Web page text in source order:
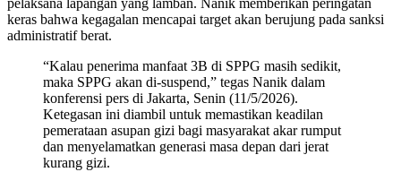
pelaksana lapangan yang lamban. Nanik memberikan peringatan
keras bahwa kegagalan mencapai target akan berujung pada sanksi
administratif berat.
“Kalau penerima manfaat 3B di SPPG masih sedikit,
maka SPPG akan di-suspend,” tegas Nanik dalam
konferensi pers di Jakarta, Senin (11/5/2026).
Ketegasan ini diambil untuk memastikan keadilan
pemerataan asupan gizi bagi masyarakat akar rumput
dan menyelamatkan generasi masa depan dari jerat
kurang gizi.